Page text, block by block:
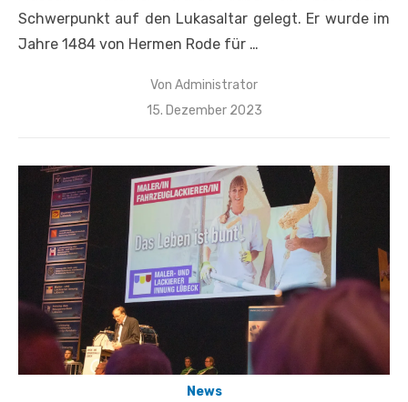
Schwerpunkt auf den Lukasaltar gelegt. Er wurde im
Jahre 1484 von Hermen Rode für …
Von Administrator
Veröffentlicht
15. Dezember 2023
News